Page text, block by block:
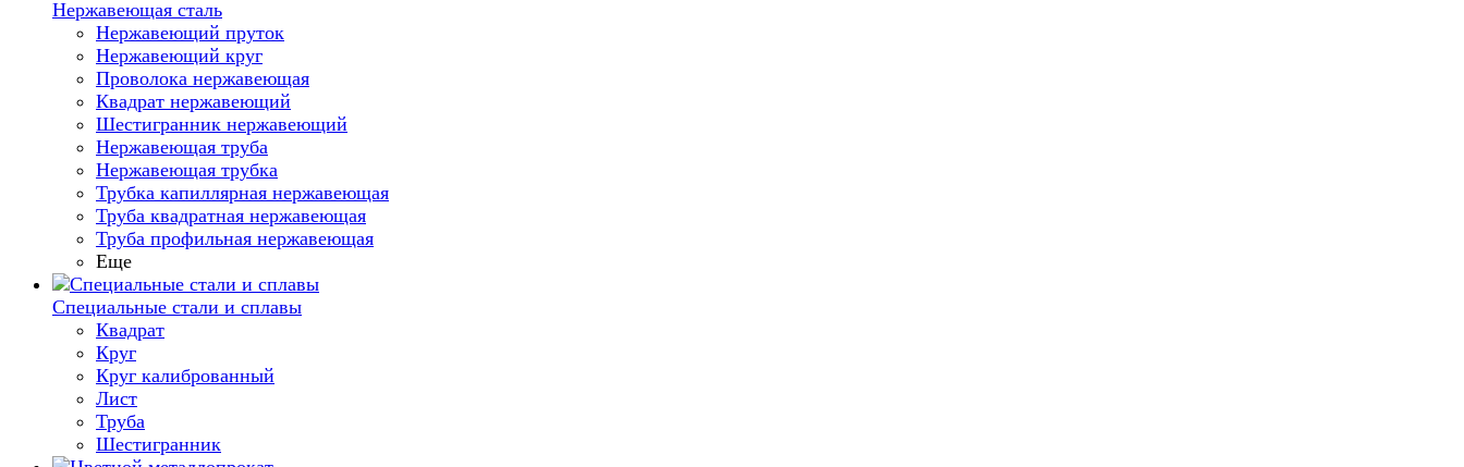
Нержавеющая сталь
Нержавеющий пруток
Нержавеющий круг
Проволока нержавеющая
Квадрат нержавеющий
Шестигранник нержавеющий
Нержавеющая труба
Нержавеющая трубка
Трубка капиллярная нержавеющая
Труба квадратная нержавеющая
Труба профильная нержавеющая
Еще
Специальные стали и сплавы
Квадрат
Круг
Круг калиброванный
Лист
Труба
Шестигранник